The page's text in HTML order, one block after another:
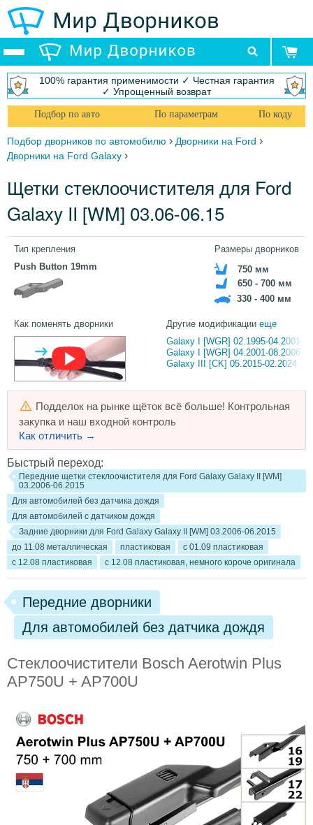
100% гарантия применимости ✓ Честная гарантия
✓ Упрощенный возврат
Подбор по авто По параметрам По коду
Подбор дворников по автомобилю › Дворники на Ford ›
Дворники на Ford Galaxy ›
Щетки стеклоочистителя для Ford
Galaxy II [WM] 03.06-06.15
Тип крепления
Push Button 19mm
Размеры дворников
750 мм
650 - 700 мм
330 - 400 мм
Как поменять дворники Другие модификации еще
Galaxy I [WGR] 02.1995-04.2001
Galaxy I [WGR] 04.2001-08.2006
Galaxy III [CK] 05.2015-02.2024
Подделок на рынке щёток всё больше! Контрольная
закупка и наш входной контроль
Как отличить →
Быстрый переход:
Передние щетки стеклоочистителя для Ford Galaxy Galaxy II [WM]
03.2006-06.2015
Для автомобилей без датчика дождя
Для автомобилей с датчиком дождя
Задние дворники для Ford Galaxy Galaxy II [WM] 03.2006-06.2015
до 11.08 металлическая
пластиковая
с 01.09 пластиковая
с 12.08 пластиковая
с 12.08 пластиковая, немного короче оригинала
Передние дворники
Для автомобилей без датчика дождя
Стеклоочистители Bosch Aerotwin Plus
AP750U + AP700U